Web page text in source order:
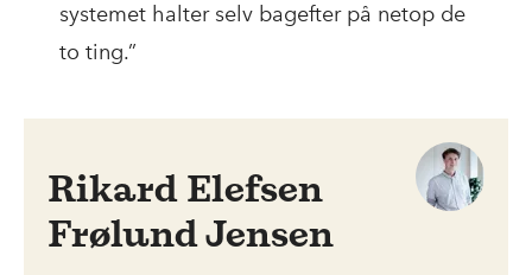
systemet halter selv bagefter på netop de
to ting.”
Rikard Elefsen
Frølund Jensen